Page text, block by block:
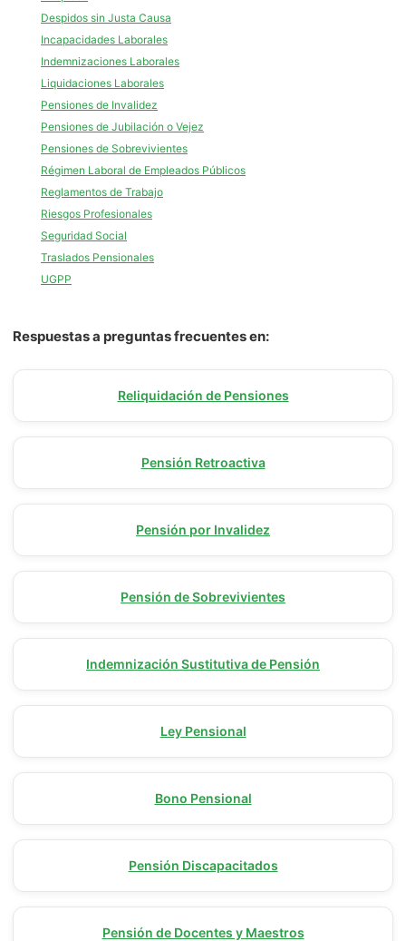
Despidos sin Justa Causa
Incapacidades Laborales
Indemnizaciones Laborales
Liquidaciones Laborales
Pensiones de Invalidez
Pensiones de Jubilación o Vejez
Pensiones de Sobrevivientes
Régimen Laboral de Empleados Públicos
Reglamentos de Trabajo
Riesgos Profesionales
Seguridad Social
Traslados Pensionales
UGPP
Respuestas a preguntas frecuentes en:
Reliquidación de Pensiones
Pensión Retroactiva
Pensión por Invalidez
Pensión de Sobrevivientes
Indemnización Sustitutiva de Pensión
Ley Pensional
Bono Pensional
Pensión Discapacitados
Pensión de Docentes y Maestros